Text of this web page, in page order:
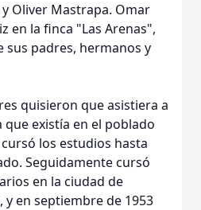
Oliver Mastrapa. Omar
en la finca "Las Arenas",
sus padres, hermanos y
quisieron que asistiera a
que existía en el poblado
los estudios hasta
Seguidamente cursó
en la ciudad de
y en septiembre de 1953